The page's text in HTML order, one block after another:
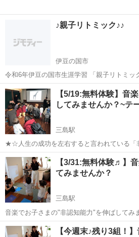
♪親子リトミック♪♪
伊豆の国市
令和6年伊豆の国市生涯学習 「親子リトミック」募集について 対象年
齢♪令和6年5月1日時点で２歳～3歳の子供 詳細は伊豆の国市ホームペ
ージをご覧ください
静岡 伊豆の国市 リトミック 親子
【5/19:無料体験】音
してみませんか？~テ
三島駅
★☆人生の成功を左右すると言われている「
ト」を軸としたプログラムで伸ばしていく『
ル』です！☆★ ＼東京から、静岡県三島市に初上陸！／ テーマは「想
像力」！！ 音楽と一...
静岡 三島市 三島駅 リトミック
【3/31:無料体験♬】
てみませんか？
三島駅
音楽でお子さまの"非認知能力"を伸ばしてみませんか
の「非認知能力」を、「オト」を軸とした
『ヒューマジックスクール』です！☆★☆ ＼東京から、静岡県三島市
静岡 三島市 三島駅 リトミック
【今週末♪残り3組！